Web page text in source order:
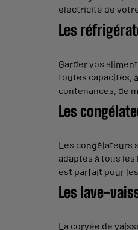
électricité de
Les
Garder vos
toutes capacités,
contenances, de
Les
Les congélateurs
adaptés à tous
est parfait pour
Les lave-
La corvée de